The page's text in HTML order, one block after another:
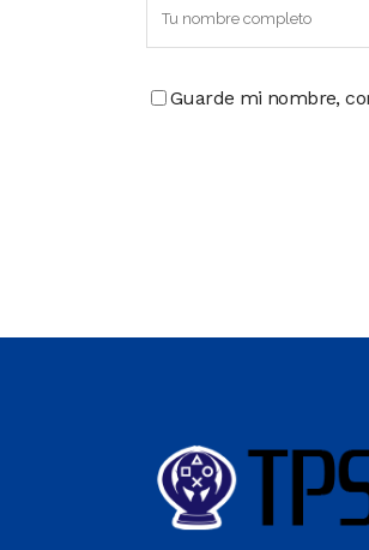
Guarde mi nombre,